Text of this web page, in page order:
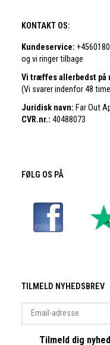
KONTAKT OS:
Kundeservice:
og vi ringer tilbage
Vi træffes allerbedst på
(Vi svarer indenfor 48
Juridisk navn: Far Out
CVR.nr.: 40488073
FØLG OS PÅ
TILMELD NYHEDSBREV
Email-
adresse
Tilmeld dig